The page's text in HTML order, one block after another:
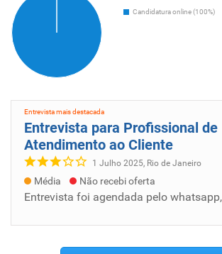
Candidatura online (100%)
Entrevista mais destacada
Entrevista para Profissional de
Atendimento ao Cliente
1 Julho 2025, Rio de Janeiro
Média Não recebi oferta